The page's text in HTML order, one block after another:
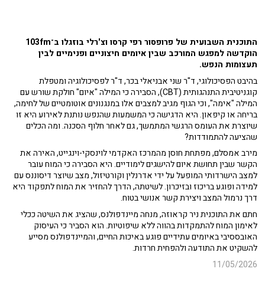
התוכנית השבועית של פרופסור רפי קרסו וצ'רלי בוזגלו ב־103fm
הוקדשה למפגש המורכב שבין איומים חיצוניים ופנימיים לבין
תעצומות הנפש.
בהיבט הפסיכולוגי, ד"ר שני אבניאלי בכר, ד"ר לפסיכולוגיה ומטפלת
קוגניטיבית התנהגותית (CBT), הסבירה כי המילה "איום" חולקת שורש עם
המילה "אימה", וכי הגוף מגיב למצבים אלו במנגנונים אוטומטיים של לחימה,
בריחה או קיפאון. היא הדגישה כי המשמעות שהנפש נותנת לאירוע היא זו
שיוצרת את העומס הרגשי המתמשך, גם לאחר חלוף הסכנה. ומה הכלים
שהציעה להתמודדות?
מירב אמסלם, מפתחת חוסן מהמרכז האקדמי לוינסקי-וינגייט, האירה את
הקשר שבין תחושת איום להישגים לימודיים. היא הסבירה כי המוח עובר
למצב הישרדותי המופעל על ידי אדרנלין וקורטיזול, מצב שיוצר דיסוננס עם
למידה ופוגע בריכוז ובזיכרון. לשיטתה, הדרך להחזיר את המוח לתפקוד היא
דרך נרמול המצב ויצירת קשר אנושי בטוח.
חתם את התוכנית ניר קראוזה, מנחה מיינדפולנס, שהציג את השיטה ככלי
לאימון המוח להתמקדות בהווה ללא שיפוטיות. הוא הסביר כי העיסוק
האובססיבי באיומים עתידיים פוגע באיכות החיים, והמיינדפולנס מסייע
להשקיט את התודעה ולהפחית חרדות.
11/05/2026